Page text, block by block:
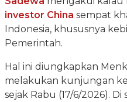
investor China sempat
Indonesia, khususnya
Pemerintah.
Hal ini diungkapkan
melakukan kunjungan
sejak Rabu (17/6/2026).